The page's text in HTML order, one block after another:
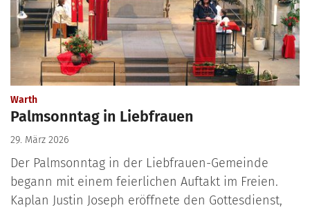
Warth:
Palmsonntag in Liebfrauen
29. März 2026
Der Palmsonntag in der Liebfrauen-Gemeinde
begann mit einem feierlichen Auftakt im Freien.
Kaplan Justin Joseph eröffnete den Gottesdienst,